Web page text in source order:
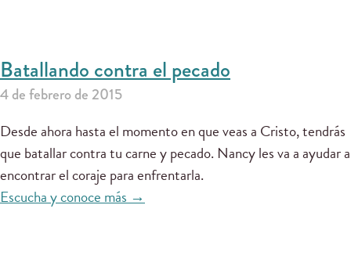
Batallando contra el pecado
4 de febrero de 2015
Desde ahora hasta el momento en que veas a Cristo, tendrás
que batallar contra tu carne y pecado. Nancy les va a ayudar a
encontrar el coraje para enfrentarla.
Escucha y conoce más →